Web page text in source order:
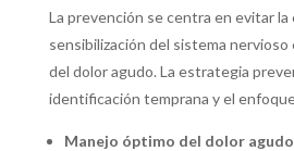
La prevención se centra en evitar la
sensibilización del sistema nervioso
del dolor agudo. La estrategia
identificación temprana y el
Manejo óptimo del dolor